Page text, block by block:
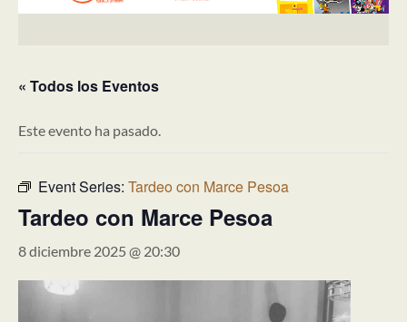
« Todos los Eventos
Este evento ha pasado.
Event Series: Tardeo con Marce Pesoa
Tardeo con Marce Pesoa
8 diciembre 2025 @ 20:30